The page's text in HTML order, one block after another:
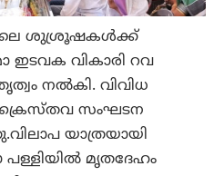
ശുശ്രൂഷകള്‍ക്ക്
ഇടവക വികാരി റവ
നല്‍കി. വിവിധ
സംഘടന
യാത്രയായി
മൃതദേഹം